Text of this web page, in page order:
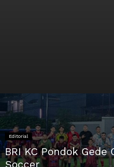
Editorial
BRI KC Pondok Gede
Soccer